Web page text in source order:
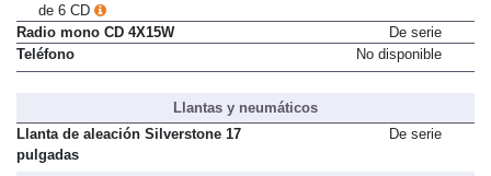
de 6 CD
Radio mono CD 4X15W
De serie
Teléfono
No disponible
Llantas y neumáticos
Llanta de aleación Silverstone 17
pulgadas
De serie